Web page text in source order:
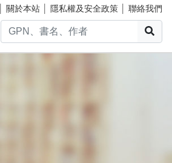
關於本站 隱私權及安全政策 聯絡我們